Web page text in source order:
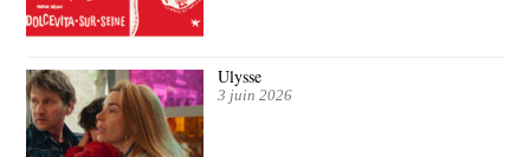
Ulysse
3 juin 2026